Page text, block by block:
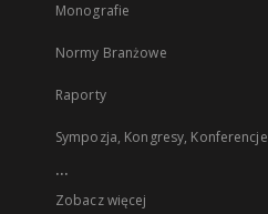
Monografie
Normy Branżowe
Raporty
Sympozja, Kongresy, Konferencje
...
Zobacz więcej